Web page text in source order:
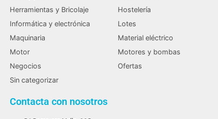
Herramientas y Bricolaje
Hostelería
Informática y electrónica
Lotes
Maquinaria
Material eléctrico
Motor
Motores y bombas
Negocios
Ofertas
Sin categorizar
Contacta con nosotros